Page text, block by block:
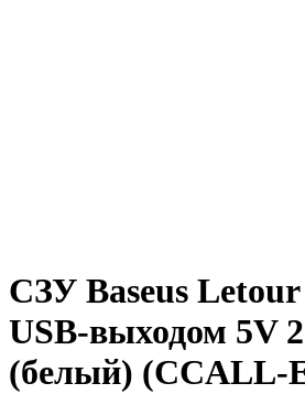
СЗУ Baseus
USB-выходом 5V
(белый) (ССALL-